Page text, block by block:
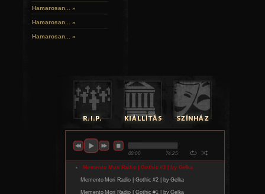
Hamarosan... »
Hamarosan... »
Hamarosan... »